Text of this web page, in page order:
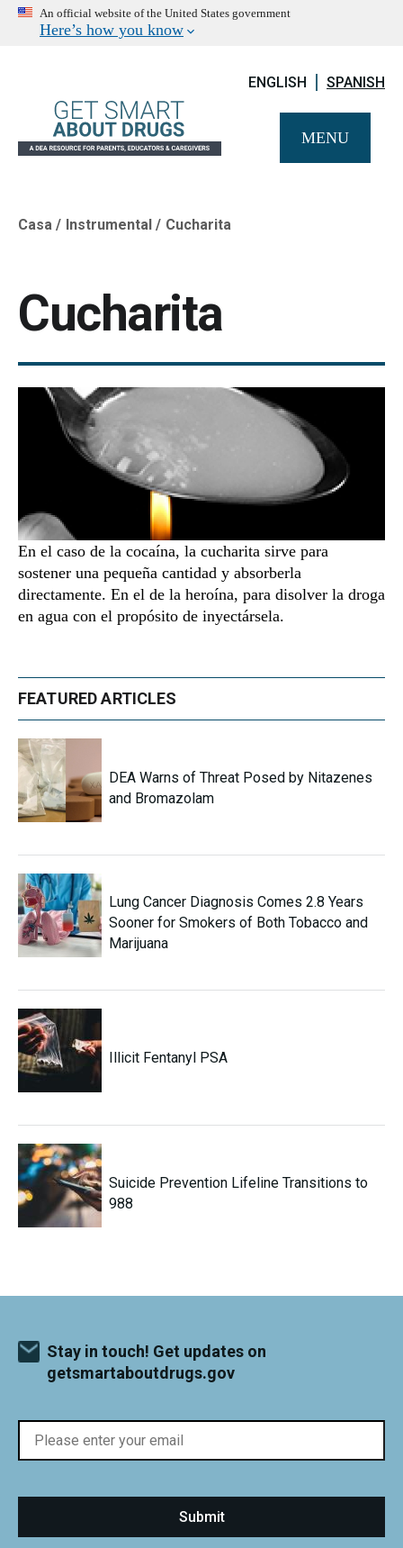
An official website of the United States government
Here’s how you know
ENGLISH SPANISH
MENU
Breadcrumb
Casa Instrumental Cucharita
Cucharita
En el caso de la cocaína, la cucharita sirve para
sostener una pequeña cantidad y absorberla
directamente. En el de la heroína, para disolver la droga
en agua con el propósito de inyectársela.
FEATURED ARTICLES
DEA Warns of Threat Posed by Nitazenes
and Bromazolam
Lung Cancer Diagnosis Comes 2.8 Years
Sooner for Smokers of Both Tobacco and
Marijuana
Illicit Fentanyl PSA
Suicide Prevention Lifeline Transitions to
988
Stay in touch! Get updates on
getsmartaboutdrugs.gov